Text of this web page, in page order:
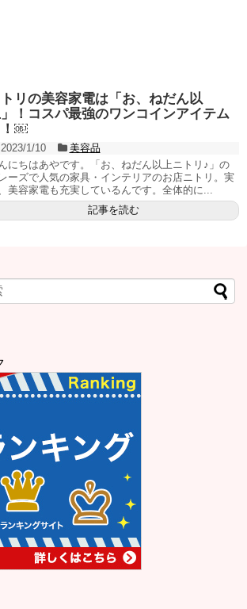
リの美容家電は「お、ねだん以
！コスパ最強のワンコインアイテム
！￼
2023/1/10
美容品
にちはあやです。「お、ねだん以上ニトリ♪」の
ーズで人気の家具・インテリアのお店ニトリ。実
美容家電も充実しているんです。全体的に...
記事を読む